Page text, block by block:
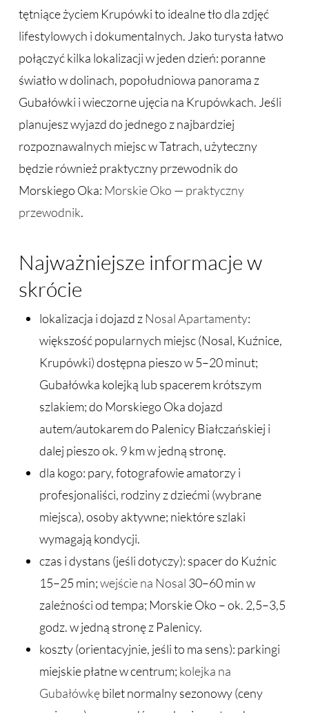
tętniące życiem Krupówki to idealne tło dla zdjęć
lifestylowych i dokumentalnych. Jako turysta łatwo
połączyć kilka lokalizacji w jeden dzień: poranne
światło w dolinach, popołudniowa panorama z
Gubałówki i wieczorne ujęcia na Krupówkach. Jeśli
planujesz wyjazd do jednego z najbardziej
rozpoznawalnych miejsc w Tatrach, użyteczny
będzie również praktyczny przewodnik do
Morskiego Oka: Morskie Oko — praktyczny
przewodnik.
Najważniejsze informacje w
skrócie
lokalizacja i dojazd z Nosal Apartamenty:
większość popularnych miejsc (Nosal, Kuźnice,
Krupówki) dostępna pieszo w 5–20 minut;
Gubałówka kolejką lub spacerem krótszym
szlakiem; do Morskiego Oka dojazd
autem/autokarem do Palenicy Białczańskiej i
dalej pieszo ok. 9 km w jedną stronę.
dla kogo: pary, fotografowie amatorzy i
profesjonaliści, rodziny z dziećmi (wybrane
miejsca), osoby aktywne; niektóre szlaki
wymagają kondycji.
czas i dystans (jeśli dotyczy): spacer do Kuźnic
15–25 min;wejście na Nosal 30–60 min w
zależności od tempa; Morskie Oko – ok. 2,5–3,5
godz. w jedną stronę z Palenicy.
koszty (orientacyjnie, jeśli to ma sens): parkingi
miejskie płatne w centrum; kolejka na
Gubałówkębilet normalny sezonowy (ceny